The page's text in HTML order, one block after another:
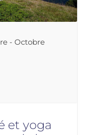
- Octobre
et yoga